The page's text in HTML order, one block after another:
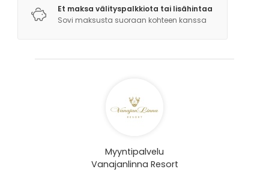
Et maksa välityspalkkiota tai lisähintaa
Sovi maksusta suoraan kohteen kanssa
Myyntipalvelu
Vanajanlinna Resort